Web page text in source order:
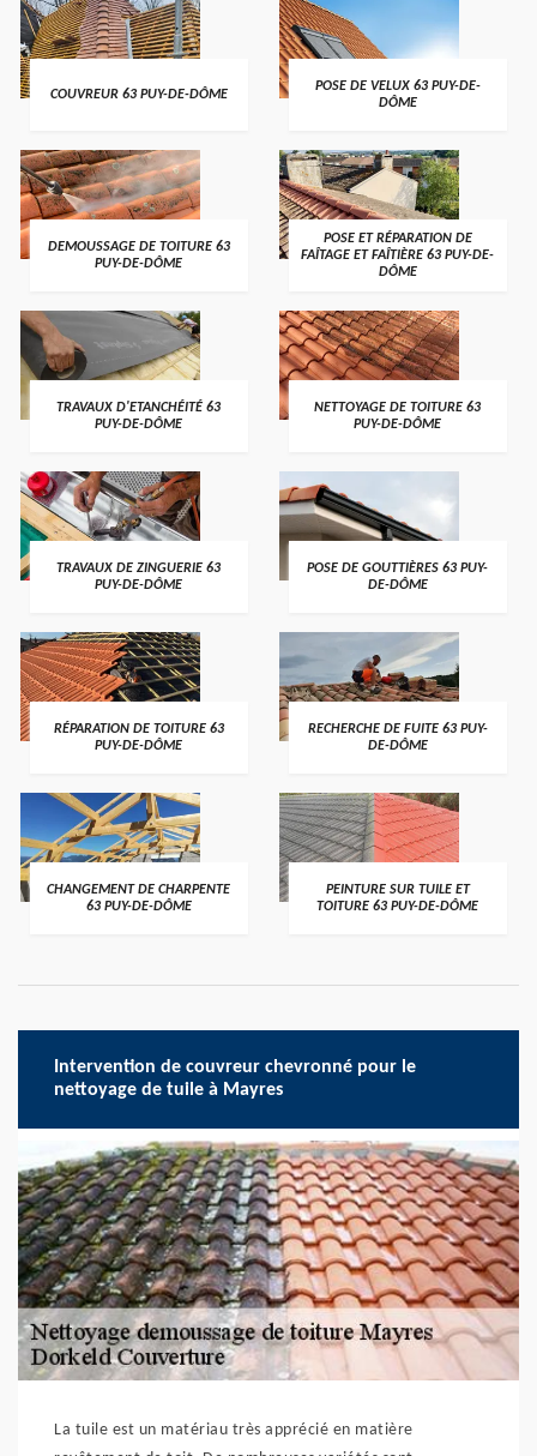
COUVREUR 63 PUY-DE-DÔME
POSE DE VELUX 63 PUY-DE-
DÔME
DEMOUSSAGE DE TOITURE 63
PUY-DE-DÔME
POSE ET RÉPARATION DE
FAÎTAGE ET FAÎTIÈRE 63 PUY-DE-
DÔME
TRAVAUX D'ETANCHÉITÉ 63
PUY-DE-DÔME
NETTOYAGE DE TOITURE 63
PUY-DE-DÔME
TRAVAUX DE ZINGUERIE 63
PUY-DE-DÔME
POSE DE GOUTTIÈRES 63 PUY-
DE-DÔME
RÉPARATION DE TOITURE 63
PUY-DE-DÔME
RECHERCHE DE FUITE 63 PUY-
DE-DÔME
CHANGEMENT DE CHARPENTE
63 PUY-DE-DÔME
PEINTURE SUR TUILE ET
TOITURE 63 PUY-DE-DÔME
Intervention de couvreur chevronné pour le
nettoyage de tuile à Mayres
La tuile est un matériau très apprécié en matière